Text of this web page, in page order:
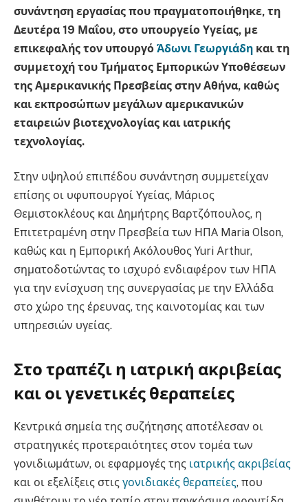
συνάντηση εργασίας που πραγματοποιήθηκε, τη
Δευτέρα 19 Μαΐου, στο υπουργείο Υγείας, με
επικεφαλής τον υπουργό Άδωνι Γεωργιάδη και τη
συμμετοχή του Τμήματος Εμπορικών Υποθέσεων
της Αμερικανικής Πρεσβείας στην Αθήνα, καθώς
και εκπροσώπων μεγάλων αμερικανικών
εταιρειών βιοτεχνολογίας και ιατρικής
τεχνολογίας.
Στην υψηλού επιπέδου συνάντηση συμμετείχαν
επίσης οι υφυπουργοί Υγείας, Μάριος
Θεμιστοκλέους και Δημήτρης Βαρτζόπουλος, η
Επιτετραμένη στην Πρεσβεία των ΗΠΑ Maria Olson,
καθώς και η Εμπορική Ακόλουθος Yuri Arthur,
σηματοδοτώντας το ισχυρό ενδιαφέρον των ΗΠΑ
για την ενίσχυση της συνεργασίας με την Ελλάδα
στο χώρο της έρευνας, της καινοτομίας και των
υπηρεσιών υγείας.
Στο τραπέζι η ιατρική ακριβείας
και οι γενετικές θεραπείες
Κεντρικά σημεία της συζήτησης αποτέλεσαν οι
στρατηγικές προτεραιότητες στον τομέα των
γονιδιωμάτων, οι εφαρμογές της ιατρικής ακριβείας
και οι εξελίξεις στις γονιδιακές θεραπείες, που